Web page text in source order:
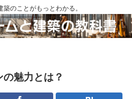
築のことがもっとわかる。
魅力とは？